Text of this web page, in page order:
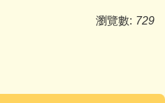
瀏覽數: 729